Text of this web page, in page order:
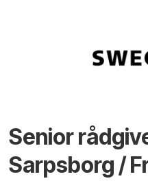
Senior
Sarpsborg /